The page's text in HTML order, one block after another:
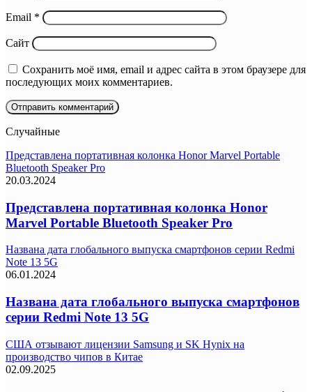
Email *
Сайт
Сохранить моё имя, email и адрес сайта в этом браузере для
последующих моих комментариев.
Случайные
Представлена портативная колонка Honor Marvel Portable
Bluetooth Speaker Pro
20.03.2024
Представлена портативная колонка Honor
Marvel Portable Bluetooth Speaker Pro
Названа дата глобального выпуска смартфонов серии Redmi
Note 13 5G
06.01.2024
Названа дата глобального выпуска смартфонов
серии Redmi Note 13 5G
США отзывают лицензии Samsung и SK Hynix на
производство чипов в Китае
02.09.2025